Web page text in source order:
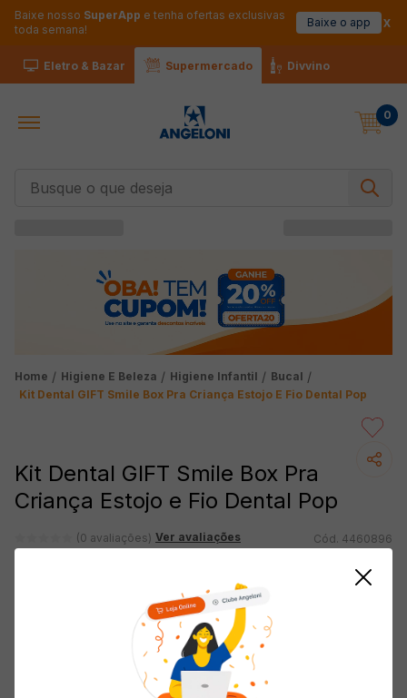
Baixe nosso SuperApp e tenha ofertas exclusivas
toda semana!
Baixe o app
Eletro & Bazar Supermercado Divvino
0
Higiene E Beleza Higiene Infantil
Bucal
Kit Dental GIFT Smile Box Pra Criança Estojo E Fio Dental Pop
Kit Dental GIFT Smile Box Pra
Criança Estojo e Fio Dental Pop
(0 avaliações) Ver avaliações 4460896
Produto indisponível
Preencha os campos e assim que o produto voltar ao
estoque avisamos você! :)